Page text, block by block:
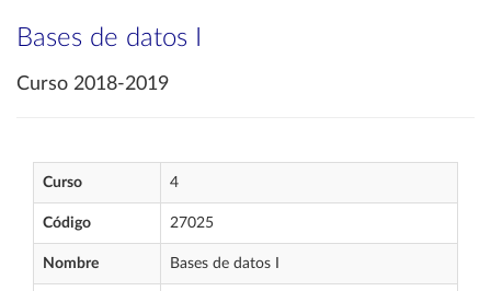
Bases de datos I
Curso 2018-2019
Curso 4
Código 27025
Nombre Bases de datos I